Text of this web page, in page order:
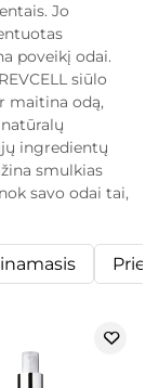
Jo
poveikį odai.
siūlo
maitina odą,
ingredientų
smulkias
savo odai tai,